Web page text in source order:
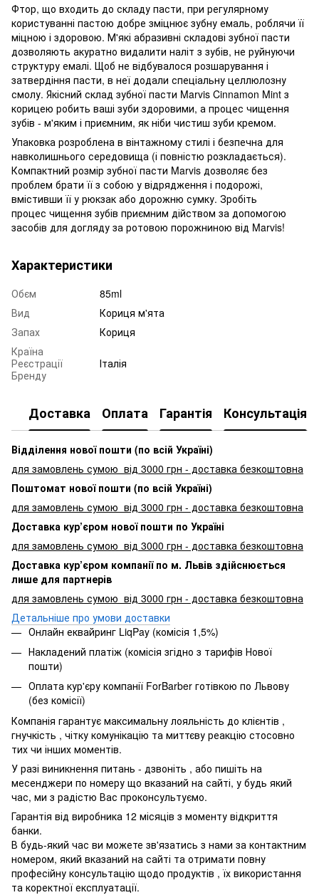
Фтор, що входить до складу пасти, при регулярному
користуванні пастою добре зміцнює зубну емаль, роблячи її
міцною і здоровою. М'які абразивні складові зубної пасти
дозволяють акуратно видалити наліт з зубів, не руйнуючи
структуру емалі. Щоб не відбувалося розшарування і
затвердіння пасти, в неї додали спеціальну целлюлозну
смолу. Якісний склад зубної пасти Marvis Cinnamon Mint з
корицею робить ваші зуби здоровими, а процес чищення
зубів - м'яким і приємним, як ніби чистиш зуби кремом.
Упаковка розроблена в вінтажному стилі і безпечна для
навколишнього середовища (і повністю розкладається).
Компактний розмір зубної пасти Marvis дозволяє без
проблем брати її з собою у відрядження і подорожі,
вмістивши її у рюкзак або дорожню сумку. Зробіть
процес чищення зубів приємним дійством за допомогою
засобів для догляду за ротовою порожниною від Marvis!
Характеристики
Обєм
85ml
Вид
Кориця м'ята
Запах
Кориця
Країна
Реєстрації
Бренду
Італія
Доставка Оплата Гарантія Консультація
Відділення нової пошти (по всій Україні)
для замовлень сумою від 3000 грн - доставка безкоштовна
Поштомат нової пошти (по всій Україні)
для замовлень сумою від 3000 грн - доставка безкоштовна
Доставка кур’єром нової пошти по Україні
для замовлень сумою від 3000 грн - доставка безкоштовна
Доставка кур’єром компанії по м. Львів здійснюється
лише для партнерів
для замовлень сумою від 3000 грн - доставка безкоштовна
Детальніше про умови доставки
Онлайн еквайринг LiqPay (комісія 1,5%)
Накладений платіж (комісія згідно з тарифів Нової
пошти)
Оплата кур'єру компанії ForBarber готівкою по Львову
(без комісії)
Компанія гарантує максимальну лояльність до клієнтів ,
гнучкість , чітку комунікацію та миттєву реакцію стосовно
тих чи інших моментів.
У разі виникнення питань - дзвоніть , або пишіть на
месенджери по номеру що вказаний на сайті, у будь який
час, ми з радістю Вас проконсультуємо.
Гарантія від виробника 12 місяців з моменту відкриття
банки.
В будь-який час ви можете зв'язатись з нами за контактним
номером, який вказаний на сайті та отримати повну
професійну консультацію щодо продуктів , їх використання
та коректної експлуатації.